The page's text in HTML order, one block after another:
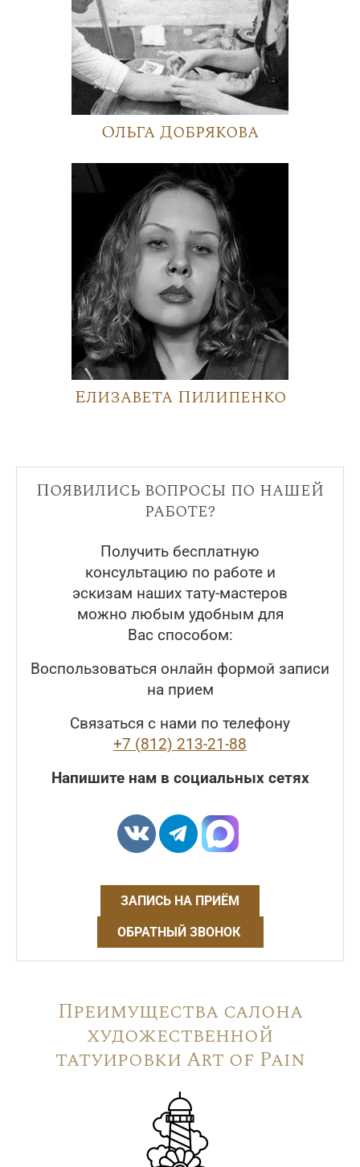
Ольга Добрякова
Елизавета Пилипенко
Появились вопросы по нашей
работе?
Получить бесплатную
консультацию по работе и
эскизам наших тату-мастеров
можно любым удобным для
Вас способом:
Воспользоваться онлайн формой записи
на прием
Связаться с нами по телефону
+7 (812) 213-21-88
Напишите нам в социальных сетях
ЗАПИСЬ НА ПРИЁМ
ОБРАТНЫЙ ЗВОНОК
Преимущества салона
художественной
татуировки Art of Pain